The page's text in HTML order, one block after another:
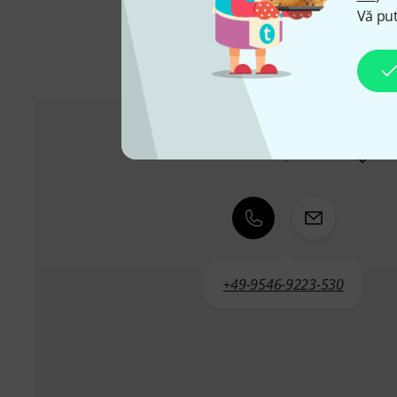
Vă
Serviciul Clienți România
+49-9546-9223-530